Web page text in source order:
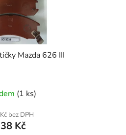
Mazda 626 III
(1 ks)
bez DPH
Kč